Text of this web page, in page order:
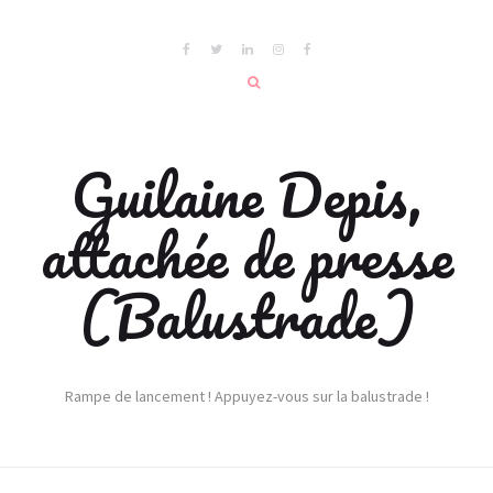
Guilaine Depis,
attachée de presse
(Balustrade)
Rampe de lancement ! Appuyez-vous sur la balustrade !